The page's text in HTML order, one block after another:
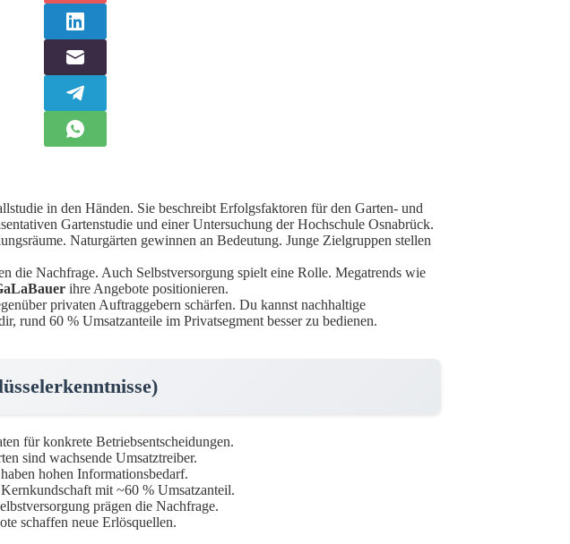
in den Händen. Sie beschreibt Erfolgsfaktoren für den Garten- und
Gartenstudie und einer Untersuchung der Hochschule Osnabrück.
Naturgärten gewinnen an Bedeutung. Junge Zielgruppen stellen
die Nachfrage. Auch Selbstversorgung spielt eine Rolle. Megatrends wie
ihre Angebote positionieren.
privaten Auftraggebern schärfen. Du kannst nachhaltige
rund 60 % Umsatzanteile im Privatsegment besser zu bedienen.
für konkrete Betriebsentscheidungen.
sind wachsende Umsatztreiber.
hohen Informationsbedarf.
mit ~60 % Umsatzanteil.
prägen die Nachfrage.
schaffen neue Erlösquellen.